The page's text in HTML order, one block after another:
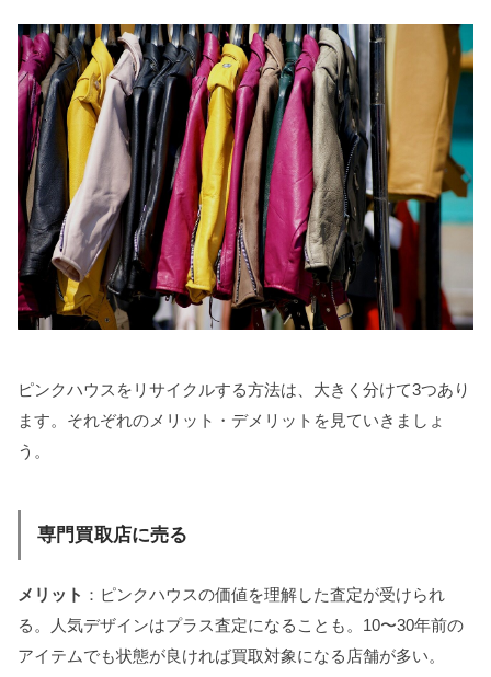
ピンクハウスをリサイクルする方法は、大きく分けて3つあり
ます。それぞれのメリット・デメリットを見ていきましょ
う。
専門買取店に売る
メリット ：ピンクハウスの価値を理解した査定が受けられ
る。人気デザインはプラス査定になることも。10〜30年前の
アイテムでも状態が良ければ買取対象になる店舗が多い。